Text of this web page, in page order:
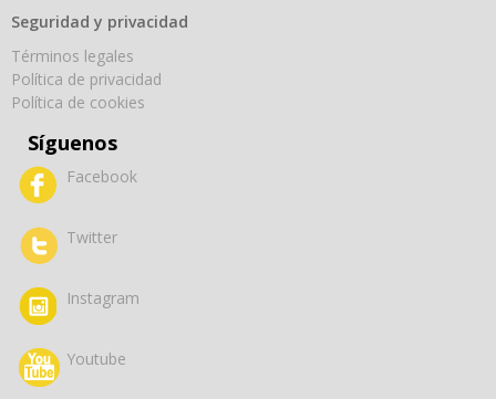
Seguridad y privacidad
Términos legales
Política de privacidad
Política de cookies
Síguenos
Facebook
Twitter
Instagram
Youtube